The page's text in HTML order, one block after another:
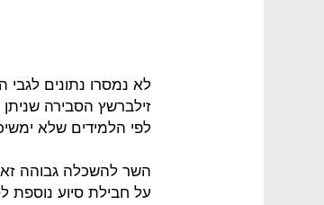
לא נמסרו נתונים
זילברשץ הסבירה
לפי הלמידים שלא
השר להשכלה גבוהה